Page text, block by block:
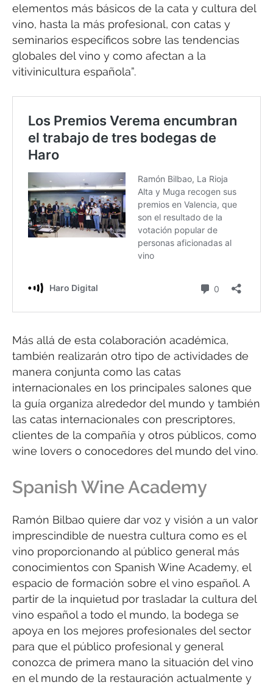
elementos más básicos de la cata y cultura del
vino, hasta la más profesional, con catas y
seminarios específicos sobre las tendencias
globales del vino y como afectan a la
vitivinicultura española”.
Más allá de esta colaboración académica,
también realizarán otro tipo de actividades de
manera conjunta como las catas
internacionales en los principales salones que
la guía organiza alrededor del mundo y también
las catas internacionales con prescriptores,
clientes de la compañía y otros públicos, como
wine lovers o conocedores del mundo del vino.
Spanish Wine Academy
Ramón Bilbao quiere dar voz y visión a un valor
imprescindible de nuestra cultura como es el
vino proporcionando al público general más
conocimientos con Spanish Wine Academy, el
espacio de formación sobre el vino español. A
partir de la inquietud por trasladar la cultura del
vino español a todo el mundo, la bodega se
apoya en los mejores profesionales del sector
para que el público profesional y general
conozca de primera mano la situación del vino
en el mundo de la restauración actualmente y